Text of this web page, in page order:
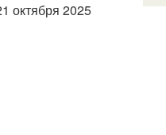
октября 2025